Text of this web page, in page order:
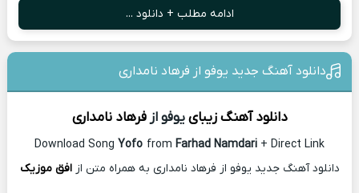
ادامه مطلب + دانلود ...
دانلود آهنگ جدید یوفو از فرهاد نامداری
دانلود آهنگ زیبای یوفو ازفرهاد نامداری
Download Song Yofo from Farhad Namdari + Direct Link
دانلود آهنگ جدید یوفو از فرهاد نامداری به همراه متن ازافق موزیک